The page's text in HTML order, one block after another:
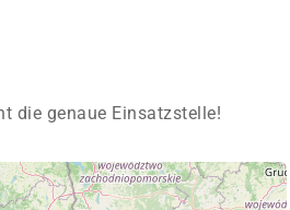
die genaue Einsatzstelle!